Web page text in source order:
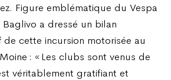
Figure emblématique du Vespa
a dressé un bilan
cette incursion motorisée au
: « Les clubs sont venus de
véritablement gratifiant et